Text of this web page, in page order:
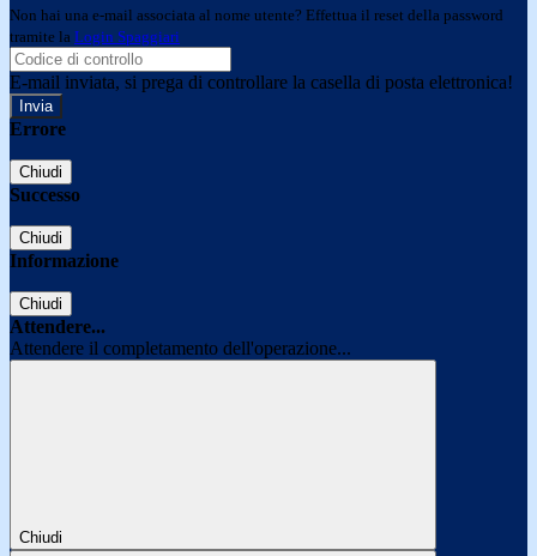
Non hai una e-mail associata al nome utente? Effettua il reset della password
tramite la Login Spaggiari
E-mail inviata, si prega di controllare la casella di posta elettronica!
Errore
Chiudi
Successo
Chiudi
Informazione
Chiudi
Attendere...
Attendere il completamento dell'operazione...
Chiudi